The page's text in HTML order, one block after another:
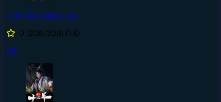
Thần Ấn Vương Tọa
0 (208/208) FHD
#8